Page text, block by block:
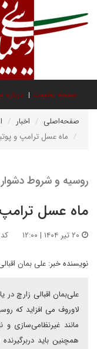
صفحه نخست درباره
صفحه‌اصلی اخبار
ماه عسل ترامپ و
روسیه و شروط
ماه عسل
کد :
نویسنده خبر: علی بمان
علی‌بمان اقبالی‌ زارچ در
لاوروف می افزاید که
مانند غیرنظامی‌سازی
همچنین باید